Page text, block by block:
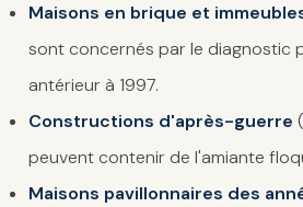
Maisons en brique et
sont concernés par le diagnostic
antérieur à 1997.
Constructions d'après-guerre
peuvent contenir de l'amiante
Maisons pavillonnaires des